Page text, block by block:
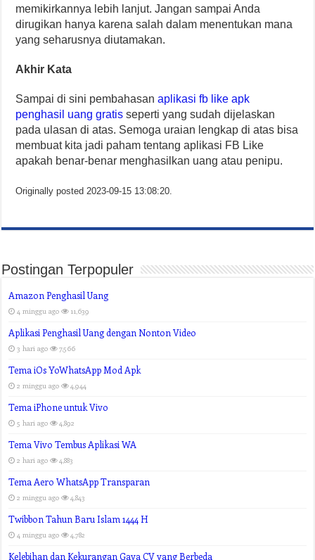
memikirkannya lebih lanjut. Jangan sampai Anda
dirugikan hanya karena salah dalam menentukan mana
yang seharusnya diutamakan.
Akhir Kata
Sampai di sini pembahasanaplikasi fb like apk
penghasil uang gratis seperti yang sudah dijelaskan
pada ulasan di atas. Semoga uraian lengkap di atas bisa
membuat kita jadi paham tentang aplikasi FB Like
apakah benar-benar menghasilkan uang atau penipu.
Originally posted 2023-09-15 13:08:20.
Postingan Terpopuler
Amazon Penghasil Uang
4 minggu ago 11,639
Aplikasi Penghasil Uang dengan Nonton Video
3 hari ago 7,566
Tema iOs YoWhatsApp Mod Apk
2 minggu ago 4,944
Tema iPhone untuk Vivo
5 hari ago 4,892
Tema Vivo Tembus Aplikasi WA
2 hari ago 4,883
Tema Aero WhatsApp Transparan
2 minggu ago 4,843
Twibbon Tahun Baru Islam 1444 H
4 minggu ago 4,782
Kelebihan dan Kekurangan Gaya CV yang Berbeda